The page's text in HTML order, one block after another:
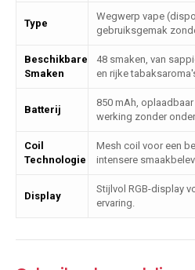
Type
Wegwerp vape
gebruiksgemak
Beschikbare
Smaken
48 smaken, van
en rijke
Batterij
850 mAh,
werking zonder
Coil
Technologie
Mesh coil voor een
intensere
Display
Stijlvol RGB-display
ervaring.